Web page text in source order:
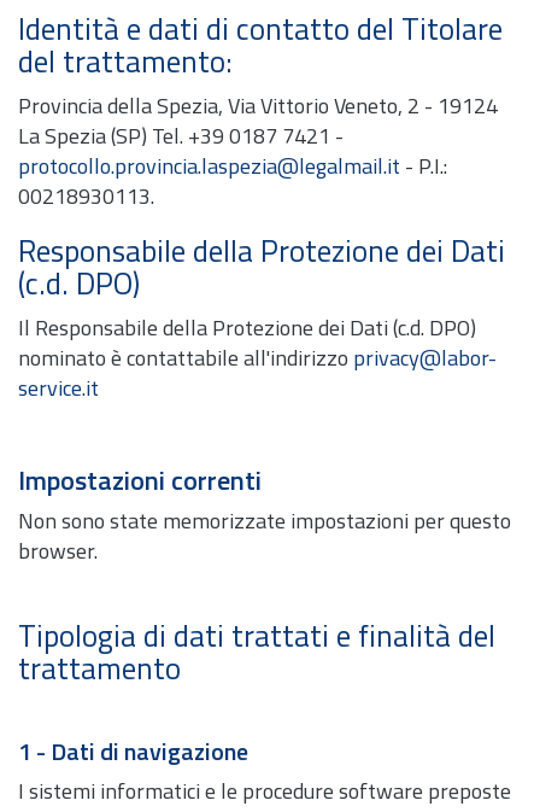
Identità e dati di contatto del Titolare
del trattamento:
Provincia della Spezia, Via Vittorio Veneto, 2 - 19124
La Spezia (SP) Tel. +39 0187 7421 -
protocollo.provincia.laspezia@legalmail.it - P.I.:
00218930113.
Responsabile della Protezione dei Dati
(c.d. DPO)
Il Responsabile della Protezione dei Dati (c.d. DPO)
nominato è contattabile all'indirizzo privacy@labor-
service.it
Impostazioni correnti
Non sono state memorizzate impostazioni per questo
browser.
Tipologia di dati trattati e finalità del
trattamento
1 - Dati di navigazione
I sistemi informatici e le procedure software preposte